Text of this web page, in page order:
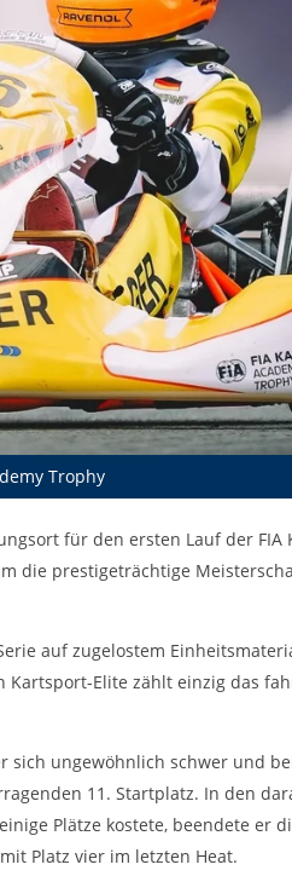
Trophy
für den ersten Lauf der FIA
die prestigeträchtige
auf zugelostem
Elite zählt einzig das
ungewöhnlich schwer und
11. Startplatz. In den
Plätze kostete, beendete er
Platz vier im letzten Heat.